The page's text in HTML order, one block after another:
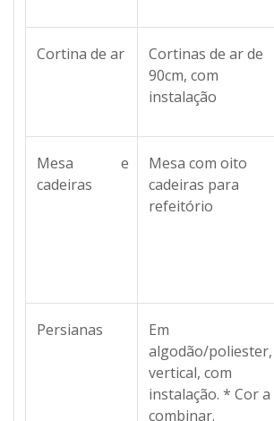
Cortina de ar
Cortinas de ar de
90cm, com
instalação
Mesa e
cadeiras
Mesa com oito
cadeiras para
refeitório
Persianas
Em
algodão/poliester,
vertical, com
instalação. * Cor a
combinar.